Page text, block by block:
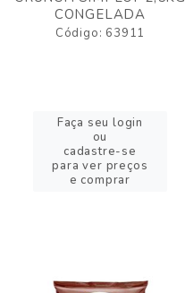
CONGELADA
Código: 63911
Faça seu login
ou
cadastre-se
para ver preços
e comprar